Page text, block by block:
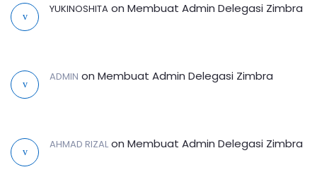
YUKINOSHITA on Membuat Admin Delegasi Zimbra
ADMIN on Membuat Admin Delegasi Zimbra
AHMAD RIZAL on Membuat Admin Delegasi Zimbra